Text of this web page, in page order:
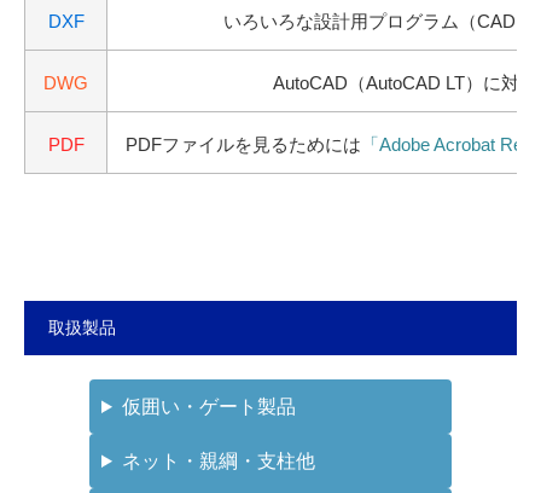
DXF いろいろな設計用プログラム（CAD）
DWG AutoCAD（AutoCAD LT）に対応
PDF PDFファイルを見るためには 「Adobe Acrobat
取扱製品
仮囲い・ゲート製品
ネット・親綱・支柱他